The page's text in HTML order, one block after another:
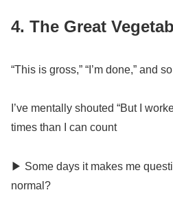
4. The Great
“This is gross,” “I’m done,” and
I’ve mentally shouted “But I
times than I can count
▶ Some days it makes me
normal?